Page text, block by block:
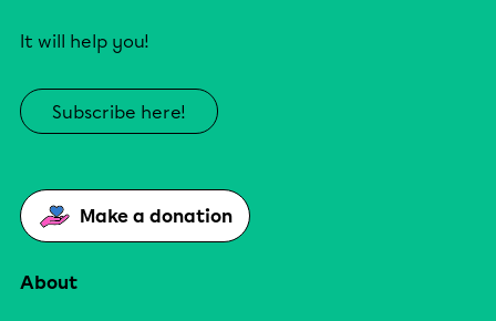
It will help you!
Subscribe here!
Make a donation
About